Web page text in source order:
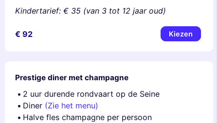
Kindertarief: € 35 (van 3 tot 12 jaar oud)
€ 92 Kiezen
Prestige diner met champagne
2 uur durende rondvaart op de Seine
Diner (Zie het menu)
Halve fles champagne per persoon